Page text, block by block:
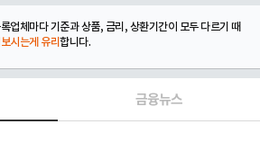
업체마다 기준과 상품, 금리, 상환기간이 모두 다르기 때
시는게 유리합니다.
금융뉴스